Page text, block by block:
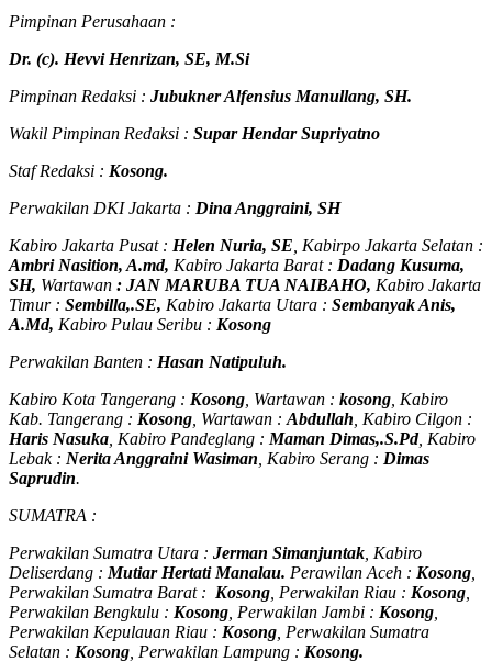
Pimpinan Perusahaan :
Dr. (c). Hevvi Henrizan, SE, M.Si
Pimpinan Redaksi : Jubukner Alfensius Manullang, SH.
Wakil Pimpinan Redaksi : Supar Hendar Supriyatno
Staf Redaksi : Kosong.
Perwakilan DKI Jakarta : Dina Anggraini, SH
Kabiro Jakarta Pusat : Helen Nuria, SE , Kabirpo Jakarta Selatan :
Ambri Nasition, A.md, Kabiro Jakarta Barat : Dadang Kusuma,
SH, Wartawan : JAN MARUBA TUA NAIBAHO, Kabiro Jakarta
Timur : Sembilla,.SE, Kabiro Jakarta Utara : Sembanyak Anis,
A.Md, Kabiro Pulau Seribu : Kosong
Perwakilan Banten : Hasan Natipuluh.
Kabiro Kota Tangerang : Kosong , Wartawan : kosong , Kabiro
Kab. Tangerang : Kosong , Wartawan : Abdullah , Kabiro Cilgon :
Haris Nasuka , Kabiro Pandeglang : Maman Dimas,.S.Pd, Kabiro
Lebak : Nerita Anggraini Wasiman , Kabiro Serang : Dimas
Saprudin.
SUMATRA :
Perwakilan Sumatra Utara : Jerman Simanjuntak , Kabiro
Deliserdang : Mutiar Hertati Manalau. Perawilan Aceh : Kosong
Perwakilan Sumatra Barat : Kosong , Perwakilan Riau : Kosong
Perwakilan Bengkulu : Kosong , Perwakilan Jambi : Kosong
Perwakilan Kepulauan Riau : Kosong , Perwakilan Sumatra
Selatan : Kosong , Perwakilan Lampung : Kosong.